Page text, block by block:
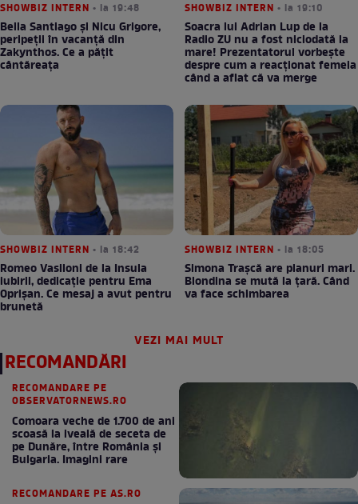
SHOWBIZ INTERN • la 19:48
Bella Santiago și Nicu Grigore,
peripeții în vacanță din
Zakynthos. Ce a pățit
cântăreața
SHOWBIZ INTERN • la 19:10
Soacra lui Adrian Lup de la
Radio ZU nu a fost niciodată la
mare! Prezentatorul vorbește
despre cum a reacționat femeia
când a aflat că va merge
SHOWBIZ INTERN • la 18:42
Romeo Vasiloni de la Insula
iubirii, dedicație pentru Ema
Oprișan. Ce mesaj a avut pentru
brunetă
SHOWBIZ INTERN • la 18:05
Simona Trașcă are planuri mari.
Blondina se mută la țară. Când
va face schimbarea
VEZI MAI MULT
RECOMANDĂRI
RECOMANDARE PE
OBSERVATORNEWS.RO
Comoara veche de 1.700 de ani
scoasă la iveală de seceta de
pe Dunăre, între România şi
Bulgaria. Imagini rare
RECOMANDARE PE AS.RO